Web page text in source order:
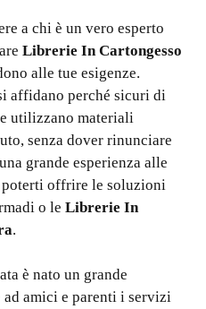
a chi è un vero esperto
Librerie In Cartongesso
alle tue esigenze.
affidano perché sicuri di
utilizzano materiali
senza dover rinunciare
grande esperienza alle
offrire le soluzioni
o le Librerie In
.
è nato un grande
ad amici e parenti i servizi